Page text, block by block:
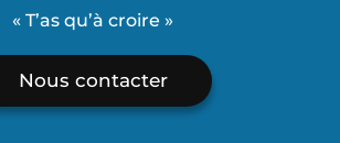
« T’as qu’à croire »
Nous contacter